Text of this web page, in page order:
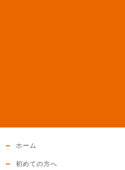
ホーム
初めての方へ